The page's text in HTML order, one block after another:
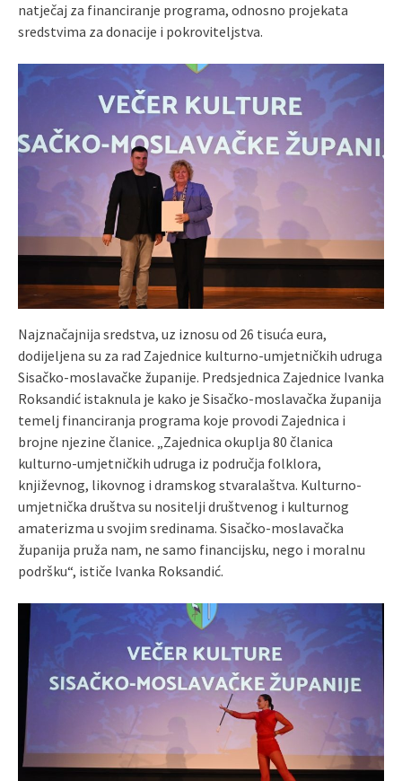
natječaj za financiranje programa, odnosno projekata
sredstvima za donacije i pokroviteljstva.
Najznačajnija sredstva, uz iznosu od 26 tisuća eura,
dodijeljena su za rad Zajednice kulturno-umjetničkih udruga
Sisačko-moslavačke županije. Predsjednica Zajednice Ivanka
Roksandić istaknula je kako je Sisačko-moslavačka županija
temelj financiranja programa koje provodi Zajednica i
brojne njezine članice. „Zajednica okuplja 80 članica
kulturno-umjetničkih udruga iz područja folklora,
književnog, likovnog i dramskog stvaralaštva. Kulturno-
umjetnička društva su nositelji društvenog i kulturnog
amaterizma u svojim sredinama. Sisačko-moslavačka
županija pruža nam, ne samo financijsku, nego i moralnu
podršku“, ističe Ivanka Roksandić.